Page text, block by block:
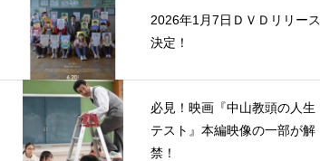
2026年1月7日ＤＶＤリリース
決定！
必見！映画『中山教頭の人生
テスト』本編映像の一部が解
禁！